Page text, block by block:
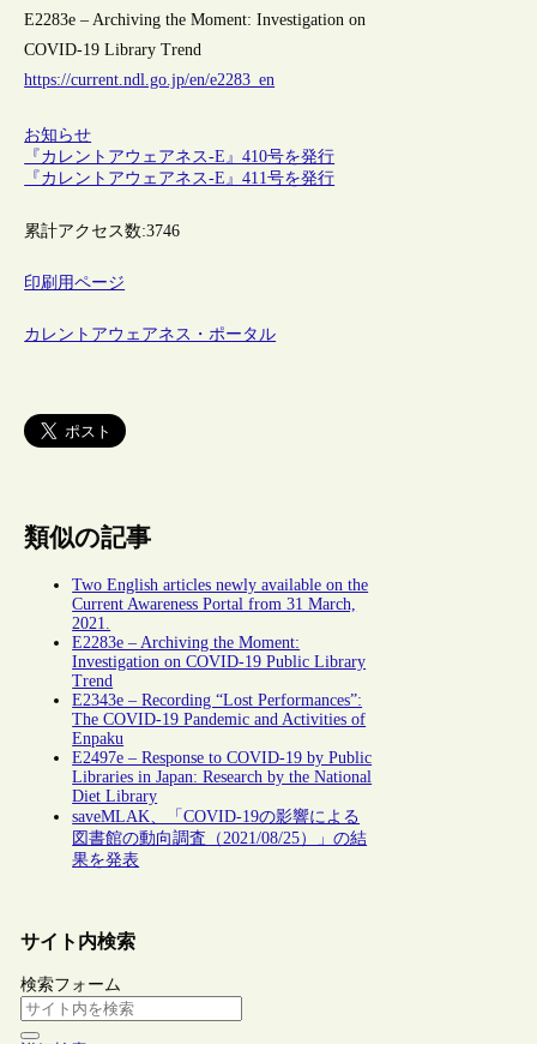
E2283e – Archiving the Moment: Investigation on
COVID-19 Library Trend
https://current.ndl.go.jp/en/e2283_en
お知らせ
『カレントアウェアネス-E』410号を発行
『カレントアウェアネス-E』411号を発行
累計アクセス数:3746
印刷用ページ
カレントアウェアネス・ポータル
類似の記事
Two English articles newly available on the
Current Awareness Portal from 31 March,
2021.
E2283e – Archiving the Moment:
Investigation on COVID-19 Public Library
Trend
E2343e – Recording “Lost Performances”:
The COVID-19 Pandemic and Activities of
Enpaku
E2497e – Response to COVID-19 by Public
Libraries in Japan: Research by the National
Diet Library
saveMLAK、「COVID-19の影響による
図書館の動向調査（2021/08/25）」の結
果を発表
サイト内検索
検索フォーム